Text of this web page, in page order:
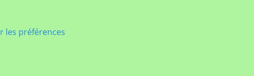
les préférences